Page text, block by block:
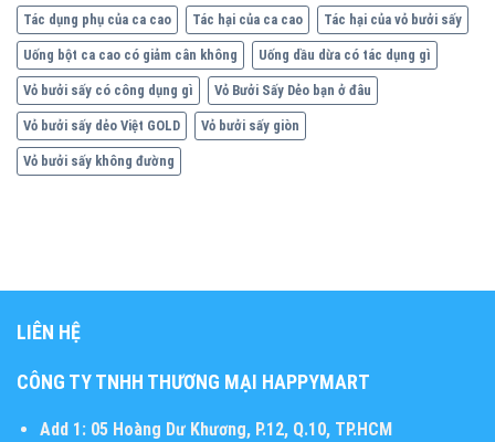
Tác dụng phụ của ca cao Tác hại của ca cao Tác hại của vỏ bưởi sấy
Uống bột ca cao có giảm cân không Uống dầu dừa có tác dụng gì
Vỏ bưởi sấy có công dụng gì Vỏ Bưởi Sấy Dẻo bạn ở đâu
Vỏ bưởi sấy dẻo Việt GOLD Vỏ bưởi sấy giòn
Vỏ bưởi sấy không đường
LIÊN HỆ
CÔNG TY TNHH THƯƠNG MẠI HAPPYMART
Add 1:05 Hoàng Dư Khương, P.12, Q.10, TP.HCM